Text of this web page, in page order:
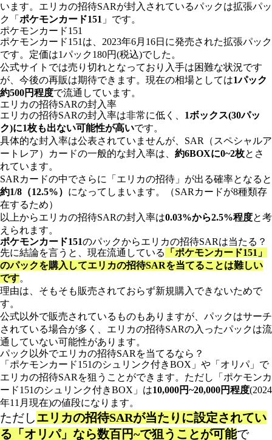
います。エリカの招待SARが封入されているパックは拡張パッ
ク「 ポケモンカード151 」です。
ポケモンカード151
ポケモンカード151は、2023年6月16日に発売された拡張パック
です。定価は1パック180円(税込)でした。
公式サイトでは売り切れとなっており入手は困難な状況です
が、今後の再販は期待できます。現在の相場としては1パック
約500円程度で流通しています。
エリカの招待SARの封入率
エリカの招待SARの封入率は非常に低く、 1ボックス(30パッ
ク)に1枚も出ない可能性が高いです。
具体的な封入率は公表されていませんが、SAR（スペシャルア
ートレア）カードの一般的な封入率は、 約6BOXに0~2枚とさ
れています。
SARカードの中でさらに「エリカの招待」が出る確率となると
約1/8（12.5%） になってしまいます。（SARカードが8種類存
在するため）
以上からエリカの招待SARの封入率は0.03%から2.5%程度と考
えられます。
ポケモンカード151のパックからエリカの招待SARは当たる？
先に結論を言うと、現在流通している
「ポケモンカード151 」
のパックを購入してエリカの招待SARを当てることは難しい
です。
理由は、そもそも販売されておらず新規購入できないためで
す。
公式以外で販売されているものもありますが、パックはサーチ
されている場合が多く、エリカの招待SARの入ったパックは流
通していない可能性があります。
パック以外でエリカの招待SARを当てるなら？
「ポケモンカード151のシュリンク付きBOX」や「オリパ」で
エリカの招待SARを狙うことができます。ただし「ポケモンカ
ード151のシュリンク付きBOX」は10,000円~20,000円程度(2024
年11月現在)の値段になります。
ただしエリカの招待SARが当たりに設定されてい
る「オリパ」なら数百円~で狙うことが可能で